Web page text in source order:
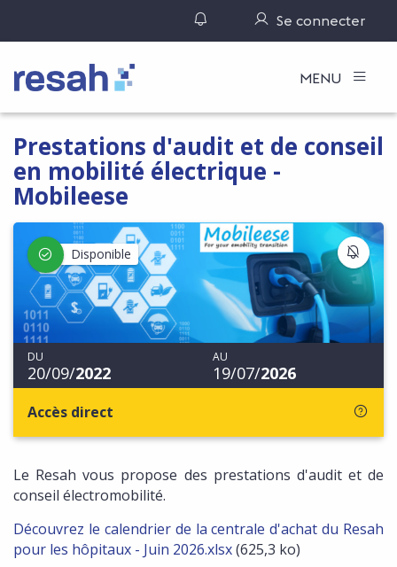
Gérer ses notifications
Se connecter
Logo Resah MENU
Prestations d'audit et de conseil
en mobilité électrique -
Mobileese
Disponible
DU
20/09/2022
AU
19/07/2026
Accès direct
Le Resah vous propose des prestations d'audit et de
conseil électromobilité.
Découvrez le calendrier de la centrale d'achat du Resah
pour les hôpitaux - Juin 2026.xlsx(625,3 ko)